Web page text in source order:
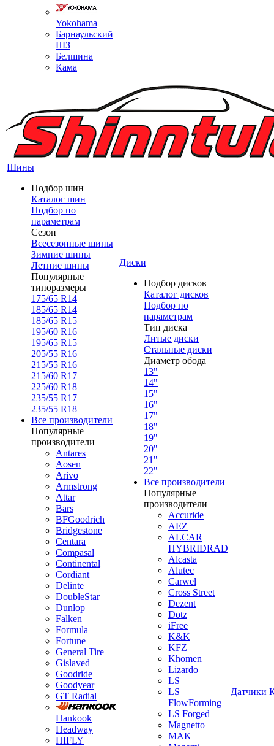
Yokohama
Барнаульский
ШЗ
Белшина
Кама
Шины
Подбор шин
Каталог шин
Подбор по
параметрам
Сезон
Всесезонные шины
Зимние шины
Летние шины
Популярные
типоразмеры
175/65 R14
185/65 R14
185/65 R15
195/60 R16
195/65 R15
205/55 R16
215/55 R16
215/60 R17
225/60 R18
235/55 R17
235/55 R18
Все производители
Популярные
производители
Antares
Aosen
Arivo
Armstrong
Attar
Bars
BFGoodrich
Bridgestone
Centara
Compasal
Continental
Cordiant
Delinte
DoubleStar
Dunlop
Falken
Formula
Fortune
General Tire
Gislaved
Goodride
Goodyear
GT Radial
Hankook
Headway
HIFLY
Диски
Подбор дисков
Каталог дисков
Подбор по
параметрам
Тип диска
Литые диски
Стальные диски
Диаметр обода
13"
14"
15"
16"
17"
18"
19"
20"
21"
22"
Все производители
Популярные
производители
Accuride
AEZ
ALCAR
HYBRIDRAD
Alcasta
Alutec
Carwel
Cross Street
Dezent
Dotz
iFree
K&K
KFZ
Khomen
Lizardo
LS
LS
FlowForming
LS Forged
Magnetto
MAK
Датчики